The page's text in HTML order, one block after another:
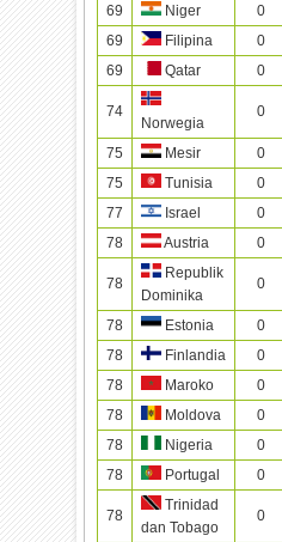
69
Niger 0
69
Filipina 0
69
Qatar 0
74
Norwegia
0
75 Mesir 0
75
Tunisia 0
77
Israel 0
78
Austria 0
78
Republik
Dominika
0
78 Estonia 0
78
Finlandia 0
78
Maroko 0
78
Moldova 0
78
Nigeria 0
78
Portugal 0
78
Trinidad
dan Tobago
0